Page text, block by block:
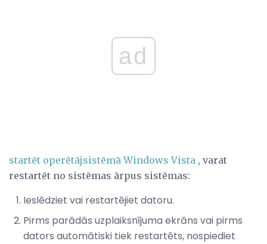
ad
startēt operētājsistēmā Windows Vista , varat
restartēt no sistēmas ārpus sistēmas:
Ieslēdziet vai restartējiet datoru.
Pirms parādās uzplaiksnījuma ekrāns vai pirms
dators automātiski tiek restartēts, nospiediet